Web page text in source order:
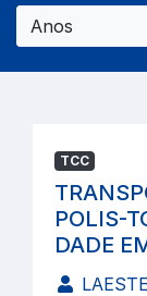
Anos
TCC
POLIS-
DADE